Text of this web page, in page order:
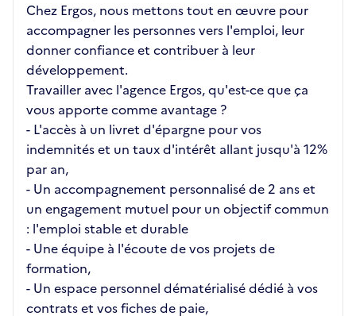
Chez Ergos, nous mettons tout en œuvre pour
accompagner les personnes vers l'emploi, leur
donner confiance et contribuer à leur
développement.
Travailler avec l'agence Ergos, qu'est-ce que ça
vous apporte comme avantage ?
- L'accès à un livret d'épargne pour vos
indemnités et un taux d'intérêt allant jusqu'à 12%
par an,
- Un accompagnement personnalisé de 2 ans et
un engagement mutuel pour un objectif commun
: l'emploi stable et durable
- Une équipe à l'écoute de vos projets de
formation,
- Un espace personnel dématérialisé dédié à vos
contrats et vos fiches de paie,